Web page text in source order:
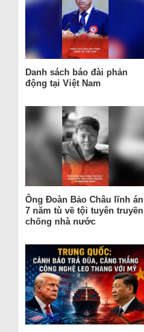
Danh sách báo đài phản
động tại Việt Nam
Ông Đoàn Bảo Châu lĩnh án
7 năm tù về tội tuyên truyền
chống nhà nước